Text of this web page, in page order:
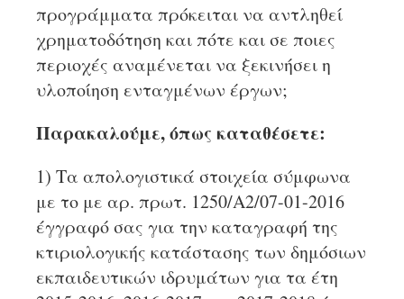
προγράμματα πρόκειται να αντληθεί
χρηματοδότηση και πότε και σε ποιες
περιοχές αναμένεται να ξεκινήσει η
υλοποίηση ενταγμένων έργων;
Παρακαλούμε, όπως καταθέσετε:
1) Τα απολογιστικά στοιχεία σύμφωνα
με το με αρ. πρωτ. 1250/Α2/07-01-2016
έγγραφό σας για την καταγραφή της
κτιριολογικής κατάστασης των δημόσιων
εκπαιδευτικών ιδρυμάτων για τα έτη